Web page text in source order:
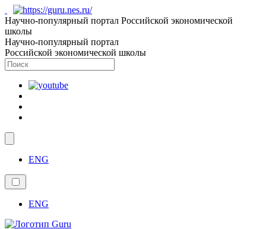
Научно-популярный портал Российской экономической
школы
Научно-популярный портал
Российской экономической школы
ENG
ENG